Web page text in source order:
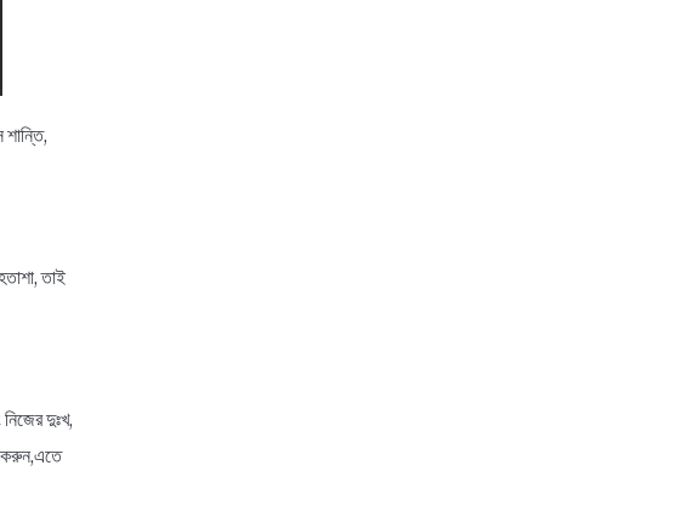
শান্তি,
তাই
দুঃখ,
করুন,এতে